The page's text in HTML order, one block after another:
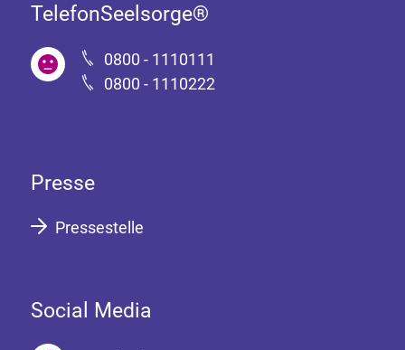
TelefonSeelsorge®
0800 - 1110111
0800 - 1110222
Presse
Pressestelle
Social Media